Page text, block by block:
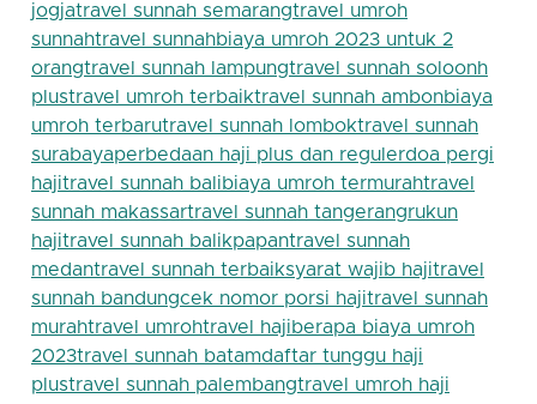
jogjatravel sunnah semarangtravel umroh
sunnahtravel sunnahbiaya umroh 2023 untuk 2
orangtravel sunnah lampungtravel sunnah soloonh
plustravel umroh terbaiktravel sunnah ambonbiaya
umroh terbarutravel sunnah lomboktravel sunnah
surabayaperbedaan haji plus dan regulerdoa pergi
hajitravel sunnah balibiaya umroh termurahtravel
sunnah makassartravel sunnah tangerangrukun
hajitravel sunnah balikpapantravel sunnah
medantravel sunnah terbaiksyarat wajib hajitravel
sunnah bandungcek nomor porsi hajitravel sunnah
murahtravel umrohtravel hajiberapa biaya umroh
2023travel sunnah batamdaftar tunggu haji
plustravel sunnah palembangtravel umroh haji